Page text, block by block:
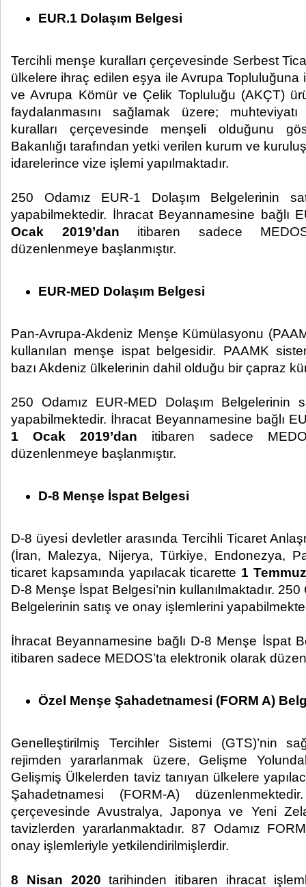
EUR.1 Dolaşım Belgesi
Tercihli menşe kuralları çerçevesinde Serbest
ülkelere ihraç edilen eşya ile Avrupa Topluluğuna
ve Avrupa Kömür ve Çelik Topluluğu (AKÇT)
faydalanmasını sağlamak üzere;
kuralları çerçevesinde menşeli olduğunu
Bakanlığı tarafından yetki verilen kurum ve
idarelerince vize işlemi yapılmaktadır.
250 Odamız EUR-1 Dolaşım Belgelerinin
yapabilmektedir. İhracat Beyannamesine bağlı
Ocak 2019’dan itibaren sadece
düzenlenmeye başlanmıştır.
EUR-MED Dolaşım Belgesi
Pan-Avrupa-Akdeniz Menşe Kümülasyonu
kullanılan menşe ispat belgesidir. PAAMK
bazı Akdeniz ülkelerinin dahil olduğu bir çapraz
250 Odamız EUR-MED Dolaşım Belgelerinin
yapabilmektedir. İhracat Beyannamesine bağlı
1 Ocak 2019’dan itibaren sadece
düzenlenmeye başlanmıştır.
D-8 Menşe İspat Belgesi
D-8 üyesi devletler arasında Tercihli Ticaret
(İran, Malezya, Nijerya, Türkiye, Endonezya,
ticaret kapsamında yapılacak ticarette 1
D-8 Menşe İspat Belgesi’nin kullanılmaktadır.
Belgelerinin satış ve onay işlemlerini
İhracat Beyannamesine bağlı D-8 Menşe İspat
itibaren sadece MEDOS’ta elektronik olarak
Özel Menşe Şahadetnamesi (FORM A)
Genelleştirilmiş Tercihler Sistemi (GTS)’nin
rejimden yararlanmak üzere, Gelişme
Gelişmiş Ülkelerden taviz tanıyan ülkelere
Şahadetnamesi (FORM-A)
çerçevesinde Avustralya, Japonya ve Yeni
tavizlerden yararlanmaktadır. 87 Odamız
onay işlemleriyle yetkilendirilmişlerdir.
8 Nisan 2020 tarihinden itibaren ihracat